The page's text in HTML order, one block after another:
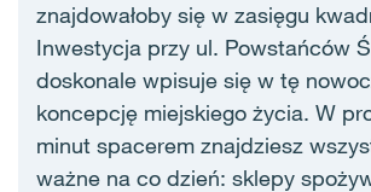
znajdowałoby się w zasięgu
Inwestycja przy ul. Powstańców
doskonale wpisuje się w tę
koncepcję miejskiego życia. W
minut spacerem znajdziesz
ważne na co dzień: sklepy